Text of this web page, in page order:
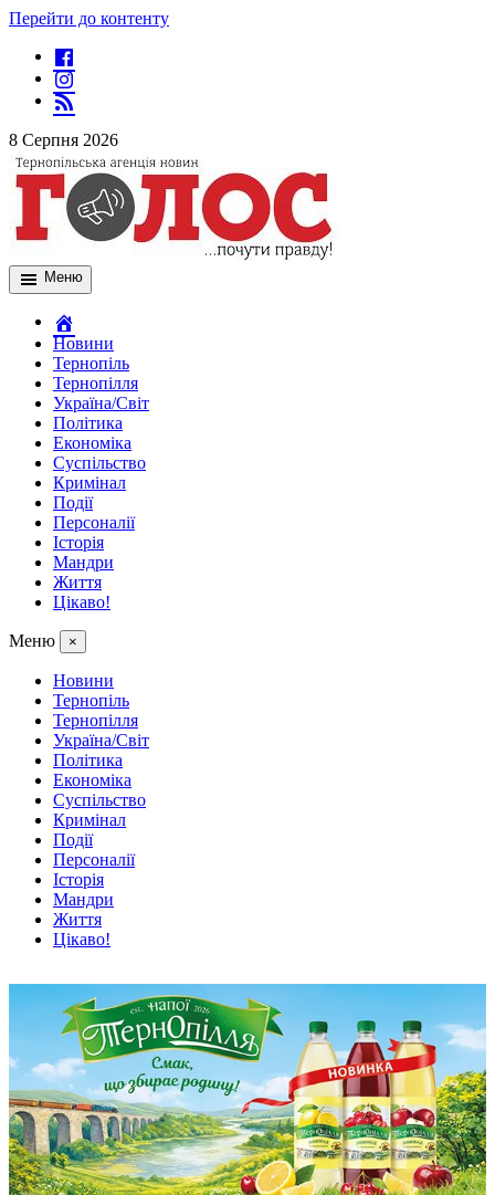
Перейти до контенту
8 Серпня 2026
Меню
Новини
Тернопіль
Тернопілля
Україна/Світ
Політика
Економіка
Суспільство
Кримінал
Події
Персоналії
Історія
Мандри
Життя
Цікаво!
Меню ×
Новини
Тернопіль
Тернопілля
Україна/Світ
Політика
Економіка
Суспільство
Кримінал
Події
Персоналії
Історія
Мандри
Життя
Цікаво!